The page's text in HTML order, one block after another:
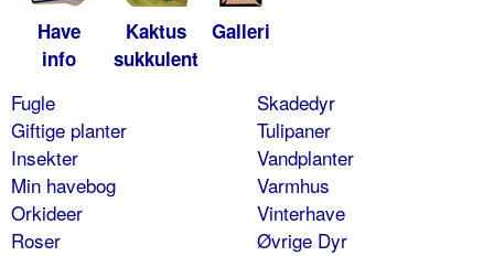
Have
info
Kaktus
sukkulent
Galleri
Fugle
Giftige planter
Insekter
Min havebog
Orkideer
Roser
Skadedyr
Tulipaner
Vandplanter
Varmhus
Vinterhave
Øvrige Dyr